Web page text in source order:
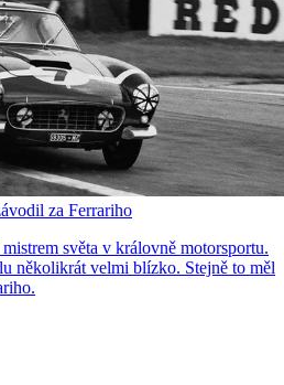
za Ferrariho
světa v královně motorsportu.
několikrát velmi blízko. Stejně to měl